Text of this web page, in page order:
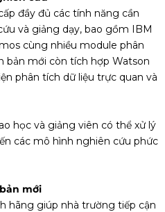
đầy đủ các tính năng cần
và giảng dạy, bao gồm IBM
cùng nhiều module phân
bản mới còn tích hợp Watson
phân tích dữ liệu trực quan và
học và giảng viên có thể xử lý
các mô hình nghiên cứu phức
mới
hãng giúp nhà trường tiếp cận